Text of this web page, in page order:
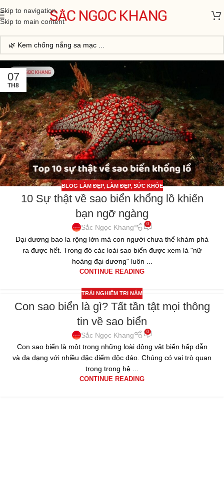
Skip to navigation
Skip to main content
07
TH8
BLOG LÀM ĐẸP, LÀM ĐẸP, SỨC KHỎE
10 Sự thật về sao biển khổng lồ khiến
bạn ngỡ ngàng
Sắc Ngọc Khang 0
Đại dương bao la rộng lớn mà con người chưa thể khám phá
ra được hết. Trong đó các loài sao biển được xem là "nữ
hoàng đại dương" luôn ...
CONTINUE READING
19
TRẢI NGHIỆM TRỊ NÁM
Con sao biển là gì? Tất tần tật mọi thông
tin về sao biển
Sắc Ngọc Khang 0
Con sao biển là một trong những loài động vật biển hấp dẫn
và đa dạng với nhiều đặc điểm độc đáo. Chúng có vai trò quan
trọng trong hệ ...
CONTINUE READING